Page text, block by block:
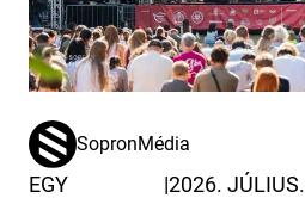
SopronMédia
EGY
|2026. JÚLIUS.